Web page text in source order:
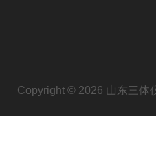
Copyright © 2026 山东三体